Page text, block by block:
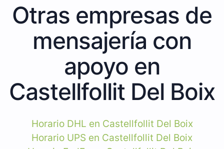
Otras empresas de
mensajería con
apoyo en
Castellfollit Del Boix
Horario DHL en Castellfollit Del Boix
Horario UPS en Castellfollit Del Boix